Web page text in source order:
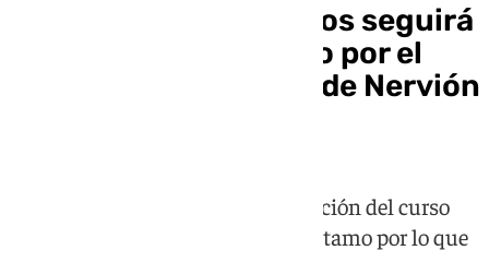
El portero Vlachodimos seguirá
en el Sevilla FC cedido por el
Newcastle: guardián de Nervión
El griego, pieza clave para la salvación del curso
pasado, seguirá en calidad de préstamo por lo que